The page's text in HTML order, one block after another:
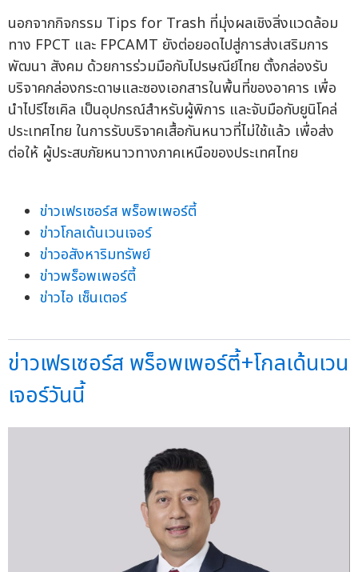
นอกจากกิจกรรม Tips for Trash ที่มุ่งผลเชิงสิ่งแวดล้อม
ทาง FPCT และ FPCAMT ยังต่อยอดไปสู่การส่งเสริมการ
พัฒนา สังคม ด้วยการร่วมมือกับไปรษณีย์ไทย ตั้งกล่องรับ
บริจาคกล่องกระดาษและซองเอกสารในพื้นที่ของอาคาร เพื่อ
นำไปรีไซเคิล เป็นอุปกรณ์สำหรับผู้พิการ และจับมือกับยูนิโคล่
ประเทศไทย ในการรับบริจาคเสื้อกันหนาวที่ไม่ใช้แล้ว เพื่อส่ง
ต่อให้ ผู้ประสบภัยหนาวทางภาคเหนือของประเทศไทย
ข่าวเฟรเซอร์ส พร็อพเพอร์ตี้
ข่าวโกลเด้นเวนเจอร์
ข่าวอสังหาริมทรัพย์
ข่าวพร็อพเพอร์ตี้
ข่าวไอ เซ็นเตอร์
ข่าวเฟรเซอร์ส พร็อพเพอร์ตี้+โกลเด้นเวน
เจอร์วันนี้